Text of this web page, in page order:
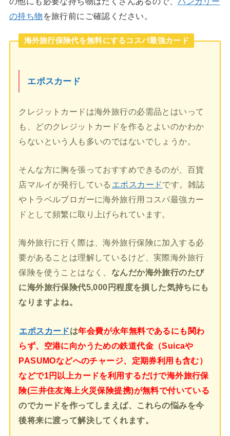
の持ち物 を旅行前にご確認ください。
海外旅行保険代を無料にするコスパ最強カード
エポスカード
クレジットカードは海外旅行の必需品とはいって
も、どのクレジットカードを作るとよいのかわか
らないという人も多いのではないでしょうか。
そんな方に胸を張っておすすめできるのが、百貨
店マルイが発行している エポスカードです。雑誌
やトラベルブロガーに海外旅行用コスパ最強カー
ドとして頻繁に取り上げられています。
海外旅行に行く際は、海外旅行保険に加入する必
要があることは理解しているけど、実際海外旅行
保険を使うことはなく、 なんだか海外旅行のたび
に海外旅行保険代5,000円程度を損した気持ちにも
なりますよね。
エポスカードは年会費が永年無料であるにも関わ
らず、空港に向かうための鉄道代金（Suicaや
PASUMOなどへのチャージ、定期券利用も含む）
などで1円以上カードを利用するだけで海外旅行保
険(三井住友海上火災保険提携)が無料で付いている
のでカードを作ってしまえば、これらの悩みを今
後将来に渡って解決してくれます。